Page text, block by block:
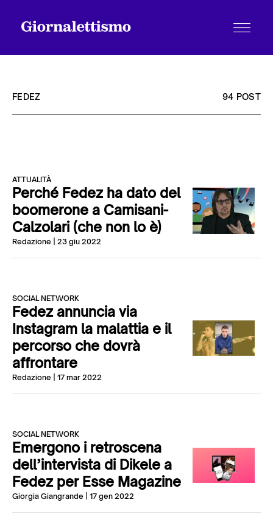
Chi siamo
Contatti
FEDEZ 94 POST
ATTUALITÀ
Perché Fedez ha dato del
boomerone a Camisani-
Calzolari (che non lo è)
Redazione | 23 giu 2022
SOCIAL NETWORK
Fedez annuncia via
Instagram la malattia e il
percorso che dovrà
affrontare
Redazione | 17 mar 2022
SOCIAL NETWORK
Emergono i retroscena
dell’intervista di Dikele a
Fedez per Esse Magazine
Giorgia Giangrande | 17 gen 2022